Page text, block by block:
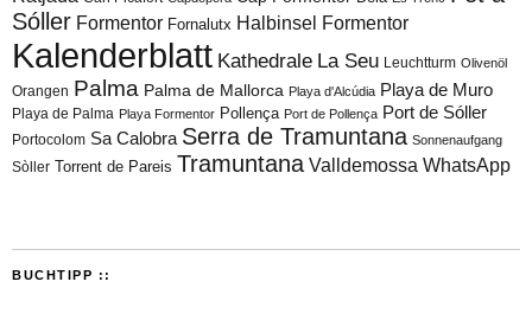
Sóller Formentor Fornalutx Halbinsel Formentor
Kalenderblatt Kathedrale La Seu Leuchtturm Olivenöl
Orangen Palma Palma de Mallorca Playa d'Alcúdia Playa de Muro
Playa de Palma Playa Formentor Pollença Port de Pollença Port de Sóller
Portocolom Sa Calobra Serra de Tramuntana Sonnenaufgang
Sòller Torrent de Pareis Tramuntana Valldemossa WhatsApp
BUCHTIPP ::